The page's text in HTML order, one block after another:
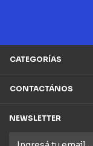
CATEGORÍAS
CONTACTÁNOS
NEWSLETTER